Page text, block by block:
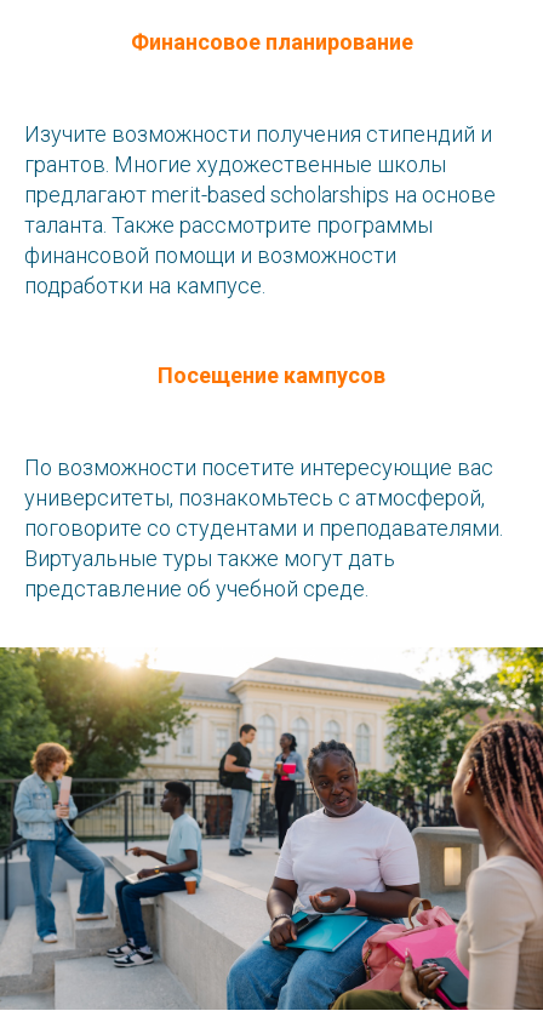
Финансовое планирование
Изучите возможности получения стипендий и
грантов. Многие художественные школы
предлагают merit-based scholarships на основе
таланта. Также рассмотрите программы
финансовой помощи и возможности
подработки на кампусе.
Посещение кампусов
По возможности посетите интересующие вас
университеты, познакомьтесь с атмосферой,
поговорите со студентами и преподавателями.
Виртуальные туры также могут дать
представление об учебной среде.